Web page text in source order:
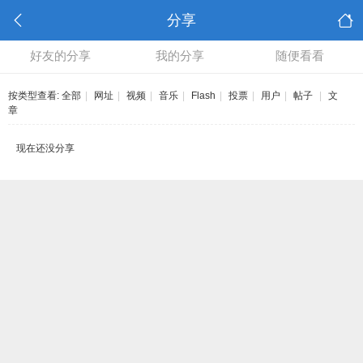
分享
好友的分享 我的分享 随便看看
按类型查看: 全部 网址 视频 音乐 Flash 投票 用户 帖子
文
章
现在还没分享